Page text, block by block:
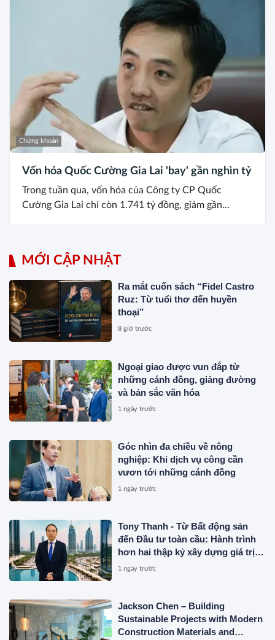
Chứng khoán
Vốn hóa Quốc Cường Gia Lai 'bay' gần nghìn tỷ
Trong tuần qua, vốn hóa của Công ty CP Quốc
Cường Gia Lai chỉ còn 1.741 tỷ đồng, giảm gần...
MỚI CẬP NHẬT
Ra mắt cuốn sách “Fidel Castro
Ruz: Từ tuổi thơ đến huyền
thoại”
8 giờ trước
Ngoại giao được vun đắp từ
những cánh đồng, giảng đường
và bản sắc văn hóa
1 ngày trước
Góc nhìn đa chiều về nông
nghiệp: Khi dịch vụ công cần
vươn tới những cánh đồng
1 ngày trước
Tony Thanh - Từ Bất động sản
đến Đầu tư toàn cầu: Hành trình
hơn hai thập kỷ xây dựng giá trị
của một doanh nhân Việt tại Úc
1 ngày trước
Jackson Chen – Building
Sustainable Projects with Modern
Construction Materials and